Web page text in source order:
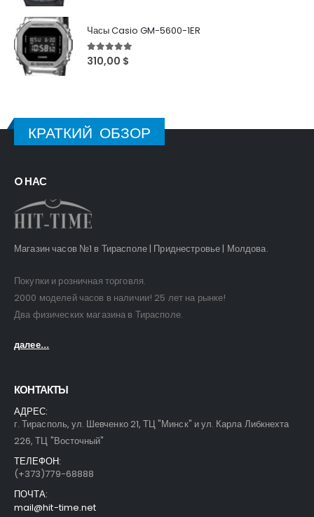
Часы Casio GM-5600-1ER
5out of 5
310,00 $
КРАТКИЙ ОБЗОР
O НАС
Магазин часов №1 в Тирасполе | Приднестровье | Молдова.
Покупки и розничная торговля.
2000 моделей часов в наличии! 25 лет на рынке!
Два физических магазина в Тирасполе.
далее...
КОНТАКТЫ
АДРЕС:
г. Тирасполь, ул. Шевченко 21, ТЦ "Минск" и ул. Карла Либкнехта
226, ТЦ "Восточный"
ТЕЛЕФОН:
(+373)779-68888
ПОЧТА:
mail@hit-time.net